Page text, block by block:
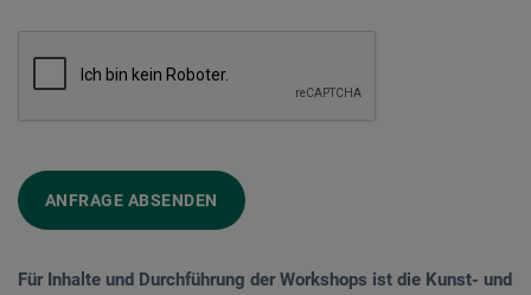
ANFRAGE ABSENDEN
Für Inhalte und Durchführung der Workshops ist die Kunst- und